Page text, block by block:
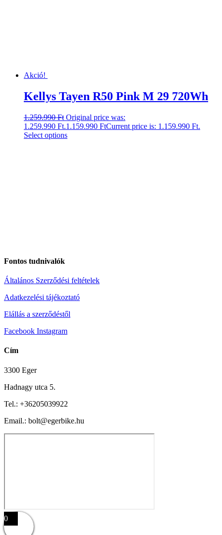
Akció!
Kellys Tayen R50 Pink M 29 720Wh
1.259.990Ft Original price was:
1.259.990 Ft.1.159.990 FtCurrent price is: 1.159.990 Ft.
Select options
Fontos tudnivalók
Általános Szerződési feltételek
Adatkezelési tájékoztató
Elállás a szerződéstől
Facebook Instagram
Cím
3300 Eger
Hadnagy utca 5.
Tel.: +36205039922
Email.: bolt@egerbike.hu
0